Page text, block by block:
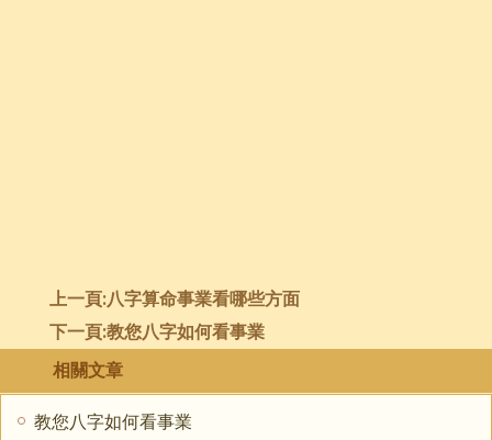
上一頁:八字算命事業看哪些方面
下一頁:教您八字如何看事業
相關文章
教您八字如何看事業